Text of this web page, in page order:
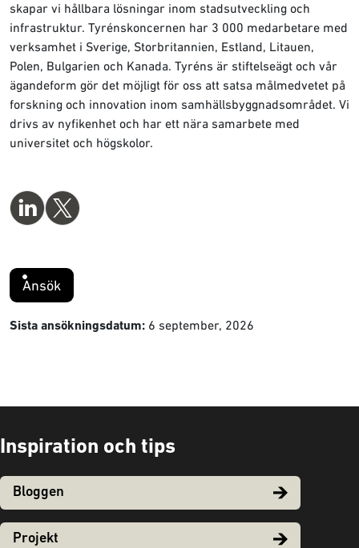
skapar vi hållbara lösningar inom stadsutveckling och
infrastruktur. Tyrénskoncernen har 3 000 medarbetare med
verksamhet i Sverige, Storbritannien, Estland, Litauen,
Polen, Bulgarien och Kanada. Tyréns är stiftelseägt och vår
ägandeform gör det möjligt för oss att satsa målmedvetet på
forskning och innovation inom samhällsbyggnadsområdet. Vi
drivs av nyfikenhet och har ett nära samarbete med
universitet och högskolor.
Ansök
Sista ansökningsdatum: 6 september, 2026
Inspiration och tips
Bloggen
Projekt